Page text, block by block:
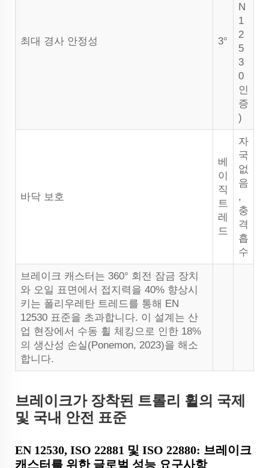
최대 경사 안정성 3°
N
1
2
5
3
0
인
증
)
바닥 보호
베
이
직
트
레
드
자
국
없
음
,
충
격
흡
수
브레이크 캐스터는 360° 회전 잠금 장치
와 오일 표면에서 접지력을 40% 향상시
키는 폴리우레탄 트레드를 통해 EN
12530 표준을 초과합니다. 이 설계는 산
업 현장에서 수동 휠 체킹으로 인한 18%
의 생산성 손실(Ponemon, 2023)을 해소
합니다.
브레이크가 장착된 트롤리 휠의 국제
및 국내 안전 표준
EN 12530, ISO 22881 및 ISO 22880: 브레이크
캐스터를 위한 글로벌 성능 요구사항